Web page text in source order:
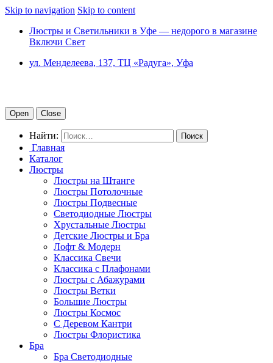
Skip to navigation Skip to content
Люстры и Светильники в Уфе — недорого в магазине
Включи Свет
ул. Менделеева, 137, ТЦ «Радуга», Уфа
Open Close
Найти:
Главная
Каталог
Люстры
Люстры на Штанге
Люстры Потолочные
Люстры Подвесные
Светодиодные Люстры
Хрустальные Люстры
Детские Люстры и Бра
Лофт & Модерн
Классика Свечи
Классика с Плафонами
Люстры с Абажурами
Люстры Ветки
Большие Люстры
Люстры Космос
С Деревом Кантри
Люстры Флористика
Бра
Бра Светодиодные